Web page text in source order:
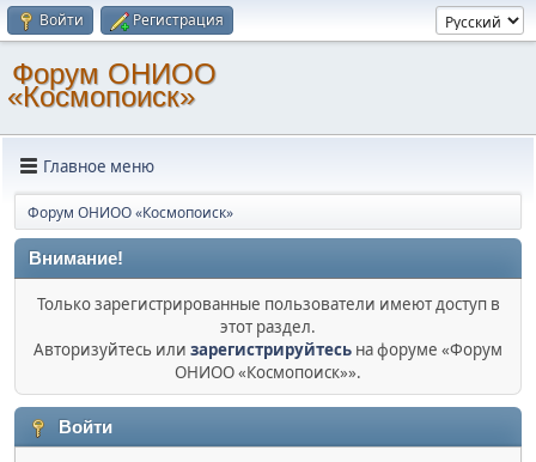
Войти Регистрация
Форум ОНИОО
«Космопоиск»
Главное меню
Форум ОНИОО «Космопоиск»
Внимание!
Только зарегистрированные пользователи имеют доступ в
этот раздел.
Авторизуйтесь или зарегистрируйтесь на форуме «Форум
ОНИОО «Космопоиск»».
Войти